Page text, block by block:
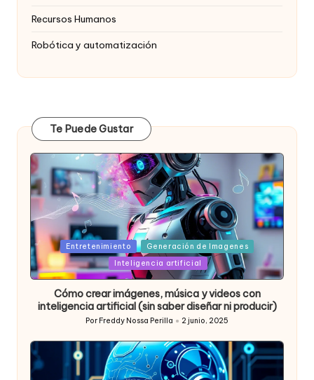
Recursos Humanos
Robótica y automatización
Te Puede Gustar
Posted
in
Entretenimiento
Generación de Imagenes
Inteligencia artificial
Cómo crear imágenes, música y videos con
inteligencia artificial (sin saber diseñar ni producir)
Publicado
por
Por Freddy Nossa Perilla 2 junio, 2025